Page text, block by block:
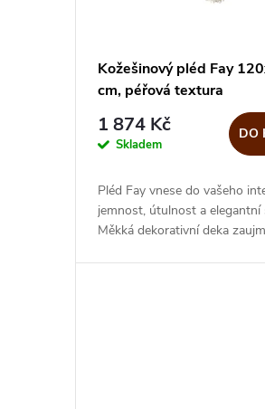
t
Kožešinový pléd Fay
cm, péřová textura
1 874 Kč
Skladem
DO
Pléd Fay vnese do vašeho
jemnost, útulnost a elegantní
Měkká dekorativní deka